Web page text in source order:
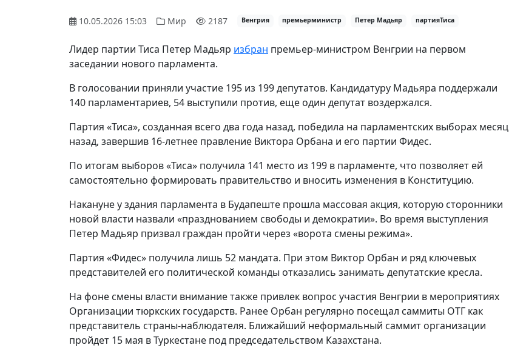
10.05.2026 15:03 Мир 2187 Венгрия премьерминистр Петер Мадьяр партияТиса
Лидер партии Тиса Петер Мадьяр избран премьер-министром Венгрии на первом
заседании нового парламента.
В голосовании приняли участие 195 из 199 депутатов. Кандидатуру Мадьяра поддержали
140 парламентариев, 54 выступили против, еще один депутат воздержался.
Партия «Тиса», созданная всего два года назад, победила на парламентских выборах месяц
назад, завершив 16-летнее правление Виктора Орбана и его партии Фидес.
По итогам выборов «Тиса» получила 141 место из 199 в парламенте, что позволяет ей
самостоятельно формировать правительство и вносить изменения в Конституцию.
Накануне у здания парламента в Будапеште прошла массовая акция, которую сторонники
новой власти назвали «празднованием свободы и демократии». Во время выступления
Петер Мадьяр призвал граждан пройти через «ворота смены режима».
Партия «Фидес» получила лишь 52 мандата. При этом Виктор Орбан и ряд ключевых
представителей его политической команды отказались занимать депутатские кресла.
На фоне смены власти внимание также привлек вопрос участия Венгрии в мероприятиях
Организации тюркских государств. Ранее Орбан регулярно посещал саммиты ОТГ как
представитель страны-наблюдателя. Ближайший неформальный саммит организации
пройдет 15 мая в Туркестане под председательством Казахстана.